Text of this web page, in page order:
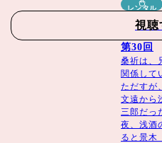
Phoenix」「斛珠＜コクジュ
レン・ハオ（任豪）「擇天
アオ・ルイポン（敖瑞鵬）
ドゥー・ユー（杜煜）「陪
レンタル
視聴
第30回
桑祈は、
関係して
ただすが
文遠から
三郎だっ
夜、浅酒
ると景木